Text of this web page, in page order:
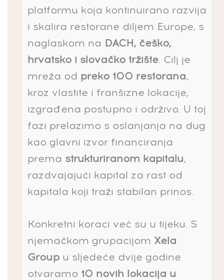
platformu koja kontinuirano razvija
i skalira restorane diljem Europe, s
naglaskom na DACH, češko,
hrvatsko i slovačko tržište. Cilj je
mreža od preko 100 restorana,
kroz vlastite i franšizne lokacije,
izgrađena postupno i održivo. U toj
fazi prelazimo s oslanjanja na dug
kao glavni izvor financiranja
prema strukturiranom kapitalu,
razdvajajući kapital za rast od
kapitala koji traži stabilan prinos.
Konkretni koraci već su u tijeku. S
njemačkom grupacijom Xela
Group u sljedeće dvije godine
otvaramo 10 novih lokacija u